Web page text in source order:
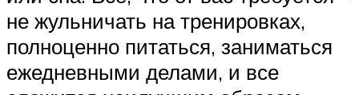
не жульничать на тренировках,
полноценно питаться, заниматься
ежедневными делами, и все